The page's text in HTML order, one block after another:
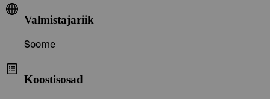
Valmistajariik
Soome
Koostisosad